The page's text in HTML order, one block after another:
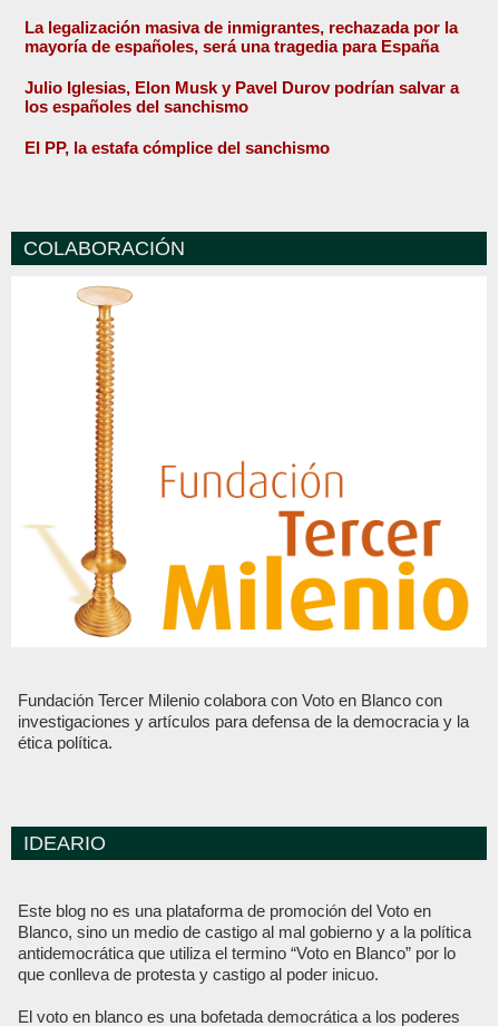
La legalización masiva de inmigrantes, rechazada por la
mayoría de españoles, será una tragedia para España
Julio Iglesias, Elon Musk y Pavel Durov podrían salvar a
los españoles del sanchismo
El PP, la estafa cómplice del sanchismo
COLABORACIÓN
Fundación Tercer Milenio colabora con Voto en Blanco con
investigaciones y artículos para defensa de la democracia y la
ética política.
IDEARIO
Este blog no es una plataforma de promoción del Voto en
Blanco, sino un medio de castigo al mal gobierno y a la política
antidemocrática que utiliza el termino “Voto en Blanco” por lo
que conlleva de protesta y castigo al poder inicuo.
El voto en blanco es una bofetada democrática a los poderes